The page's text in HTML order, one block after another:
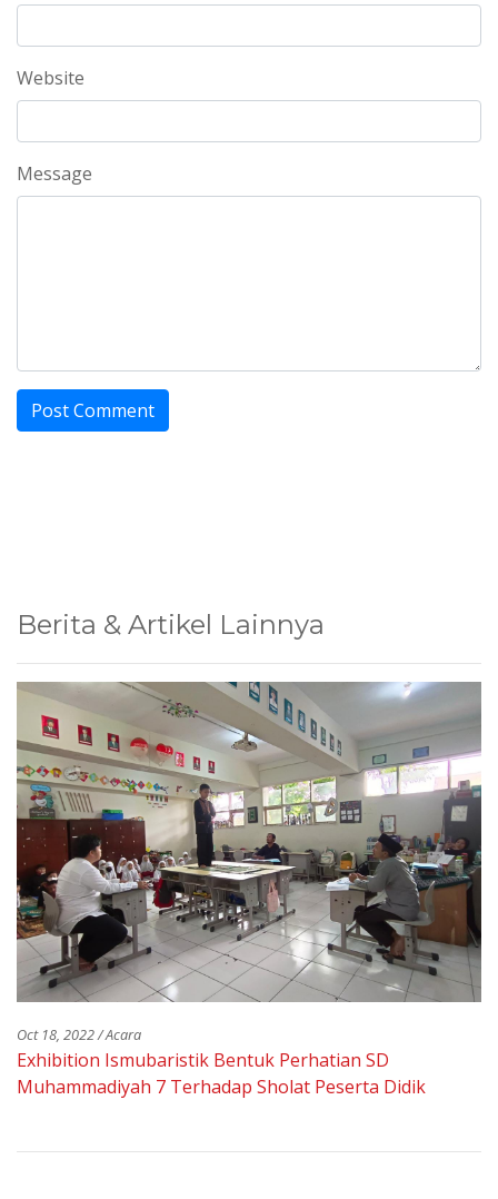
Website
Message
Berita & Artikel Lainnya
Oct 18, 2022 / Acara
Exhibition Ismubaristik Bentuk Perhatian SD
Muhammadiyah 7 Terhadap Sholat Peserta Didik